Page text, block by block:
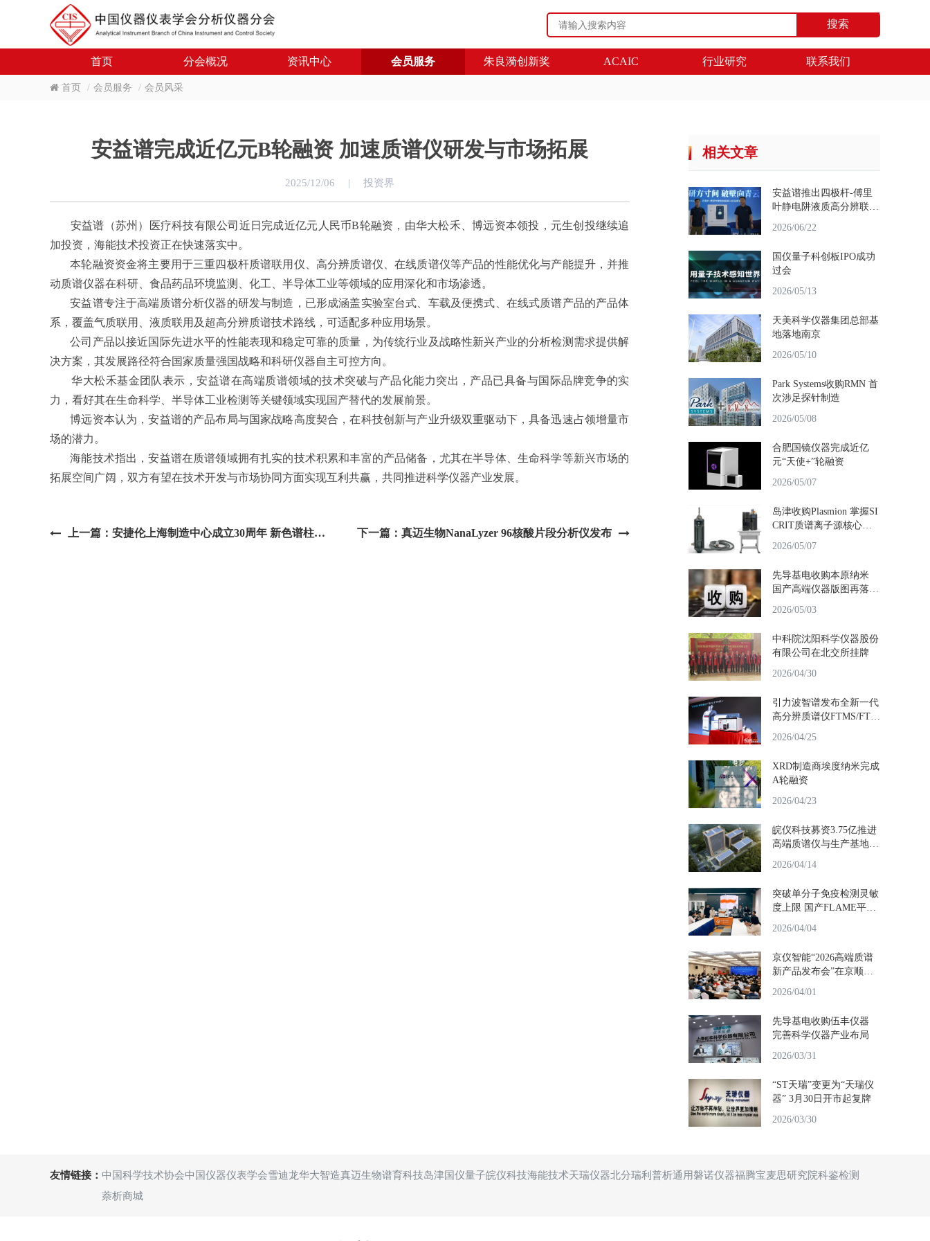
搜索
首页 分会概况 资讯中心 会员服务 朱良漪创新奖 ACAIC 行业研究 联系我们
首页 会员服务 会员风采
安益谱完成近亿元B轮融资 加速质谱仪研发与市场拓展
2025/12/06 | 投资界
安益谱（苏州）医疗科技有限公司近日完成近亿元人民币B轮融资，由华大松禾、博远资本领投，元生创投继续追
加投资，海能技术投资正在快速落实中。
本轮融资资金将主要用于三重四极杆质谱联用仪、高分辨质谱仪、在线质谱仪等产品的性能优化与产能提升，并推
动质谱仪器在科研、食品药品环境监测、化工、半导体工业等领域的应用深化和市场渗透。
安益谱专注于高端质谱分析仪器的研发与制造，已形成涵盖实验室台式、车载及便携式、在线式质谱产品的产品体
系，覆盖气质联用、液质联用及超高分辨质谱技术路线，可适配多种应用场景。
公司产品以接近国际先进水平的性能表现和稳定可靠的质量，为传统行业及战略性新兴产业的分析检测需求提供解
决方案，其发展路径符合国家质量强国战略和科研仪器自主可控方向。
华大松禾基金团队表示，安益谱在高端质谱领域的技术突破与产品化能力突出，产品已具备与国际品牌竞争的实
力，看好其在生命科学、半导体工业检测等关键领域实现国产替代的发展前景。
博远资本认为，安益谱的产品布局与国家战略高度契合，在科技创新与产业升级双重驱动下，具备迅速占领增量市
场的潜力。
海能技术指出，安益谱在质谱领域拥有扎实的技术积累和丰富的产品储备，尤其在半导体、生命科学等新兴市场的
拓展空间广阔，双方有望在技术开发与市场协同方面实现互利共赢，共同推进科学仪器产业发展。
上一篇：安捷伦上海制造中心成立30周年 新色谱柱制造中心落成 下一篇：真迈生物NanaLyzer 96核酸片段分析仪发布
相关文章
安益谱推出四极杆-傅里
叶静电阱液质高分辨联用
2026/06/22
国仪量子科创板IPO成功
过会
2026/05/13
天美科学仪器集团总部基
地落地南京
2026/05/10
Park Systems收购RMN 首
次涉足探针制造
2026/05/08
合肥国镜仪器完成近亿
元“天使+”轮融资
2026/05/07
岛津收购Plasmion 掌握SI
CRIT质谱离子源核心技
2026/05/07
先导基电收购本原纳米
国产高端仪器版图再落一
2026/05/03
中科院沈阳科学仪器股份
有限公司在北交所挂牌
2026/04/30
引力波智谱发布全新一代
高分辨质谱仪FTMS/FTM
2026/04/25
XRD制造商埃度纳米完成
A轮融资
2026/04/23
皖仪科技募资3.75亿推进
高端质谱仪与生产基地智
2026/04/14
突破单分子免疫检测灵敏
度上限 国产FLAME平台
2026/04/04
京仪智能“2026高端质谱
新产品发布会”在京顺利
2026/04/01
先导基电收购伍丰仪器
完善科学仪器产业布局
2026/03/31
“ST天瑞”变更为“天瑞仪
器” 3月30日开市起复牌
2026/03/30
友情链接： 中国科学技术协会中国仪器仪表学会雪迪龙华大智造真迈生物谱育科技岛津国仪量子皖仪科技海能技术天瑞仪器北分瑞利 普析通用磐诺仪器福腾宝麦思研究院科鉴检测
萘析商城